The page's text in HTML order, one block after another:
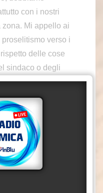
con i nostri
Mi appello ai
verso i
delle cose
sindaco o degli
cittadini. Abbiamo le
autori, ma credo
meno bisogno di
senso civico e di
e condividiamo
che «nel corso
comunale è